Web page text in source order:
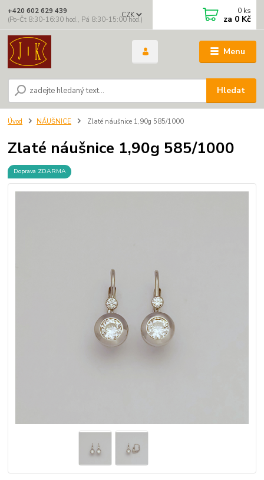
Menu
CZK
Hledat
+420 602 629 439
(Po-Čt 8:30-16:30 hod., Pá 8:30-15:00 hod.)
0 ks
za 0 Kč
Úvod NÁUŠNICE Zlaté náušnice 1,90g 585/1000
Zlaté náušnice 1,90g 585/1000
Doprava ZDARMA